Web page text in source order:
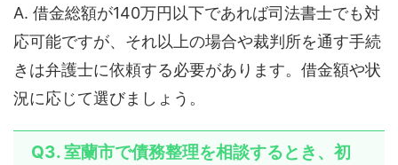
A. 借金総額が140万円以下であれば司法書士でも対
応可能ですが、それ以上の場合や裁判所を通す手続
きは弁護士に依頼する必要があります。借金額や状
況に応じて選びましょう。
Q3. 室蘭市で債務整理を相談するとき、初